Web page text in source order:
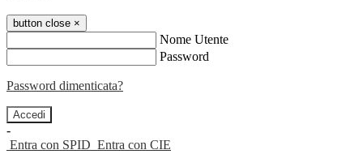
button close ×
Nome Utente
Password
Password dimenticata?
-
Entra con SPID Entra con CIE